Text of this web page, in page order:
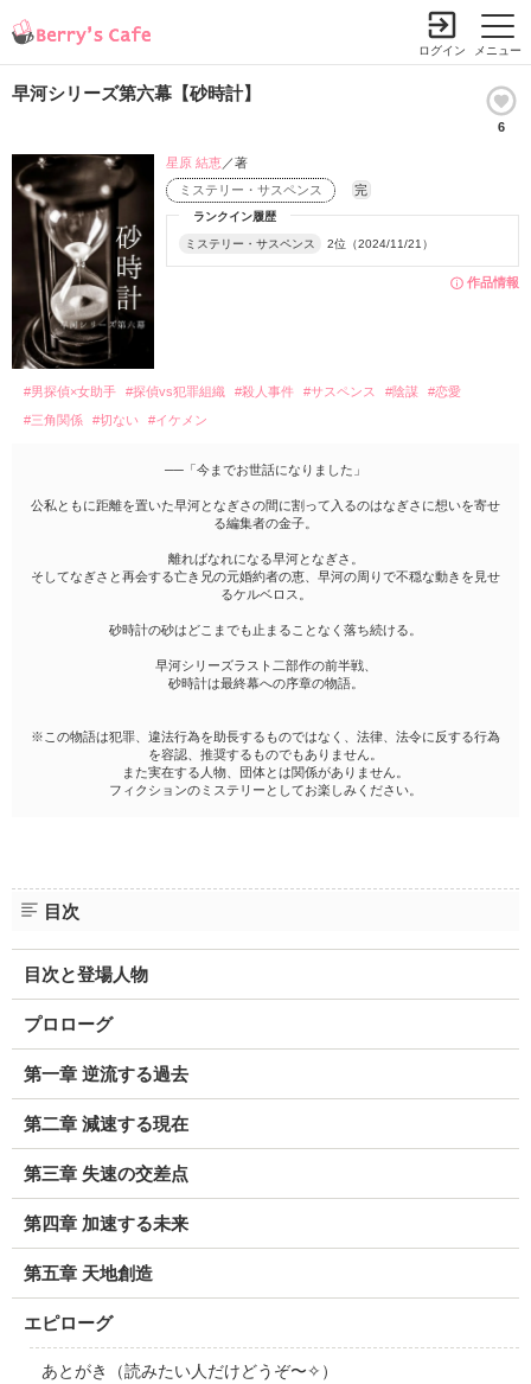
メニュー
ログイン
早河シリーズ第六幕【砂時計】
6
作品情報
ランクイン履歴
ミステリー・サスペンス 2位（2024/11/21）
ミステリー・サスペンス 完
星原 結恵／著
#男探偵×女助手 #探偵vs犯罪組織 #殺人事件 #サスペンス #陰謀
#恋愛
#三角関係
#切ない #イケメン
──「今までお世話になりました」
公私ともに距離を置いた早河となぎさの間に割って入るのはなぎさに想いを寄せ
る編集者の金子。
離ればなれになる早河となぎさ。
そしてなぎさと再会する亡き兄の元婚約者の恵、早河の周りで不穏な動きを見せ
るケルベロス。
砂時計の砂はどこまでも止まることなく落ち続ける。
早河シリーズラスト二部作の前半戦、
砂時計は最終幕への序章の物語。
※この物語は犯罪、違法行為を助長するものではなく、法律、法令に反する行為
を容認、推奨するものでもありません。
また実在する人物、団体とは関係がありません。
フィクションのミステリーとしてお楽しみください。
目次
目次と登場人物
プロローグ
第一章 逆流する過去
第二章 減速する現在
第三章 失速の交差点
第四章 加速する未来
第五章 天地創造
エピローグ
あとがき（読みたい人だけどうぞ〜✧）